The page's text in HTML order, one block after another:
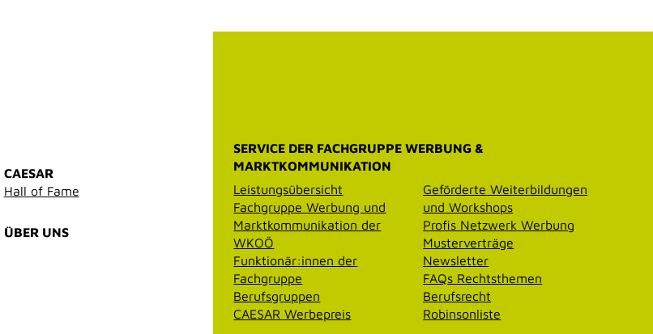
CAESAR
Hall of Fame
ÜBER UNS
SERVICE DER FACHGRUPPE WERBUNG &
MARKTKOMMUNIKATION
Leistungsübersicht
Fachgruppe Werbung und
Marktkommunikation der
WKOÖ
Funktionär:innen der
Fachgruppe
Berufsgruppen
CAESAR Werbepreis
Geförderte Weiterbildungen
und Workshops
Profis Netzwerk Werbung
Musterverträge
Newsletter
FAQs Rechtsthemen
Berufsrecht
Robinsonliste